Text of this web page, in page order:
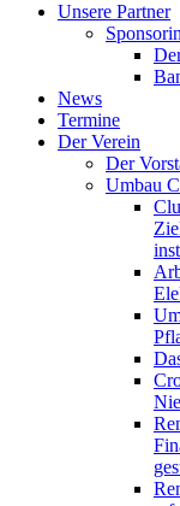
Unsere Partner
News
Termine
Der Verein
Der
Umbau